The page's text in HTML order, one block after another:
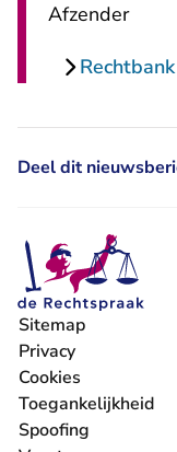
Afzender
Deel dit
Sitemap
Privacy
Cookies
Toegankelijkheid
Spoofing